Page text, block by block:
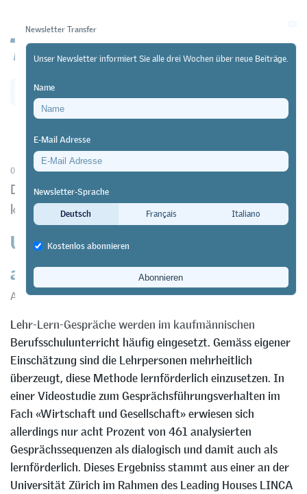
Newsletter
01/01/18 Forschung https://doi.org/10.64829/1725
Dissertation zu Lehr-Lern-Gesprächen im
kaufmännischen Unterricht
Unterrichtsgespräche führen:
anspruchsvoller als gedacht
Andrea Reichmuth-Sprenger
Lehr-Lern-Gespräche werden im kaufmännischen
Berufsschulunterricht häufig eingesetzt. Gemäss eigener
Einschätzung sind die Lehrpersonen mehrheitlich
überzeugt, diese Methode lernförderlich einzusetzen. In
einer Videostudie zum Gesprächsführungsverhalten im
Fach «Wirtschaft und Gesellschaft» erwiesen sich
allerdings nur acht Prozent von 461 analysierten
Gesprächssequenzen als dialogisch und damit auch als
lernförderlich. Dieses Ergebniss stammt aus einer an der
Universität Zürich im Rahmen des Leading Houses LINCA
Newsletter Transfer
Unser Newsletter informiert Sie alle drei Wochen über neue Beiträge.
Name
E-Mail Adresse
Newsletter-Sprache
Deutsch
Français Italiano
Kostenlos abonnieren